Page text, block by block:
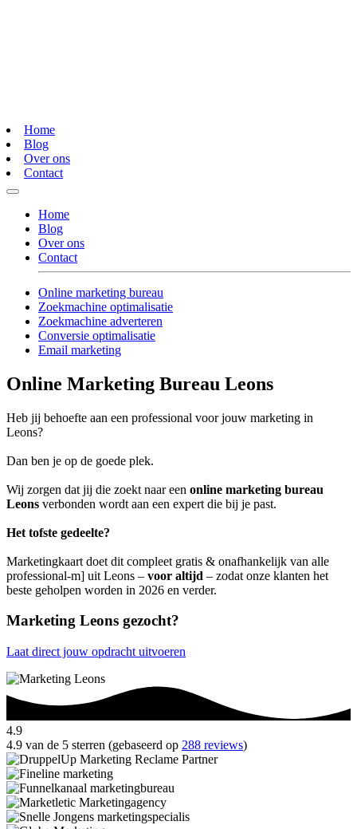
Home
Blog
Over ons
Contact
Home
Blog
Over ons
Contact
Online marketing bureau
Zoekmachine optimalisatie
Zoekmachine adverteren
Conversie optimalisatie
Email marketing
Online Marketing Bureau Leons
Heb jij behoefte aan een professional voor jouw marketing in
Leons?
Dan ben je op de goede plek.
Wij zorgen dat jij die zoekt naar een online marketing bureau
Leons verbonden wordt aan een expert die bij je past.
Het tofste gedeelte?
Marketingkaart doet dit compleet gratis & onafhankelijk van alle
professional-m] uit Leons – voor altijd – zodat onze klanten het
beste geholpen worden in 2026 en verder.
Marketing Leons gezocht?
Laat direct jouw opdracht uitvoeren
4.9
4.9 van de 5 sterren (gebaseerd op 288 reviews)